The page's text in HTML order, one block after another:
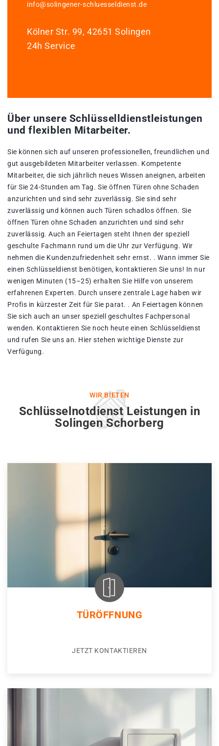
info@solingener-schluesseldienst.de
Kölner Str. 99, 42651 Solingen
24h Service
Über unsere Schlüsselldienstleistungen
und flexiblen Mitarbeiter.
Sie können sich auf unseren professionellen, freundlichen und
gut ausgebildeten Mitarbeiter verlassen. Kompetente
Mitarbeiter, die sich jährlich neues Wissen aneignen, arbeiten
für Sie 24-Stunden am Tag. Sie öffnen Türen ohne Schaden
anzurichten und sind sehr zuverlässig. Sie sind sehr
zuverlässig und können auch Türen schadlos öffnen. Sie
öffnen Türen ohne Schaden anzurichten und sind sehr
zuverlässig. Auch an Feiertagen steht Ihnen der speziell
geschulte Fachmann rund um die Uhr zur Verfügung. Wir
nehmen die Kundenzufriedenheit sehr ernst. . Wann immer Sie
einen Schlüsseldienst benötigen, kontaktieren Sie uns! In nur
wenigen Minuten (15–25) erhalten Sie Hilfe von unserem
erfahrenen Experten. Durch unsere zentrale Lage haben wir
Profis in kürzester Zeit für Sie parat. . An Feiertagen können
Sie sich auch an unser speziell geschultes Fachpersonal
wenden. Kontaktieren Sie noch heute einen Schlüsseldienst
und rufen Sie uns an. Hier stehen wichtige Dienste zur
Verfügung.
WIR BIETEN
Schlüsselnotdienst Leistungen in
Solingen Schorberg
TÜRÖFFNUNG
JETZT KONTAKTIEREN